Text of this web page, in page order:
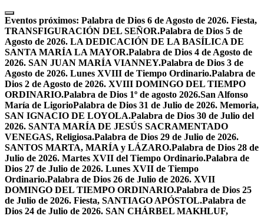
Skip
to
content
Eventos próximos: Palabra de Dios 6 de Agosto de 2026. Fiesta,
TRANSFIGURACIÓN DEL SEÑOR.Palabra de Dios 5 de
Agosto de 2026. LA DEDICACIÓN DE LA BASÍLICA DE
SANTA MARÍA LA MAYOR.Palabra de Dios 4 de Agosto de
2026. SAN JUAN MARÍA VIANNEY.Palabra de Dios 3 de
Agosto de 2026. Lunes XVIII de Tiempo Ordinario.Palabra de
Dios 2 de Agosto de 2026. XVIII DOMINGO DEL TIEMPO
ORDINARIO.Palabra de Dios 1º de agosto 2026.San Alfonso
María de LigorioPalabra de Dios 31 de Julio de 2026. Memoria,
SAN IGNACIO DE LOYOLA.Palabra de Dios 30 de Julio del
2026. SANTA MARÍA DE JESÚS SACRAMENTADO
VENEGAS, Religiosa.Palabra de Dios 29 de Julio de 2026.
SANTOS MARTA, MARÍA y LÁZARO.Palabra de Dios 28 de
Julio de 2026. Martes XVII del Tiempo Ordinario.Palabra de
Dios 27 de Julio de 2026. Lunes XVII de Tiempo
Ordinario.Palabra de Dios 26 de Julio de 2026. XVII
DOMINGO DEL TIEMPO ORDINARIO.Palabra de Dios 25
de Julio de 2026. Fiesta, SANTIAGO APÓSTOL.Palabra de
Dios 24 de Julio de 2026. SAN CHÁRBEL MAKHLUF,